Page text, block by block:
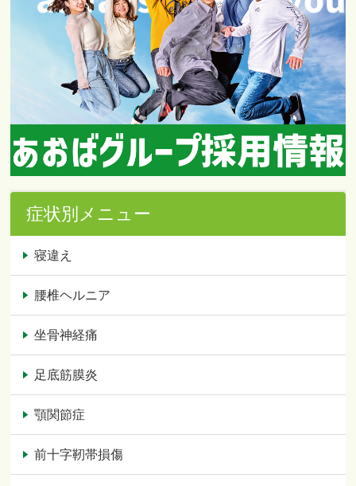
症状別メニュー
寝違え
腰椎ヘルニア
坐骨神経痛
足底筋膜炎
顎関節症
前十字靭帯損傷